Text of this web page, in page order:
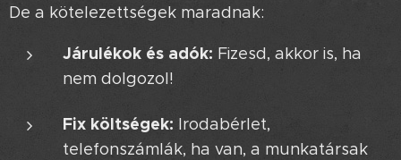
De a kötelezettségek maradnak:
Járulékok és adók: Fizesd, akkor is, ha
nem dolgozol!
Fix költségek: Irodabérlet,
telefonszámlák, ha van, a munkatársak